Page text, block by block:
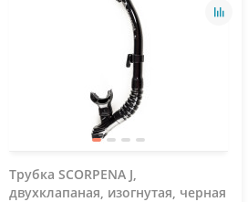
Трубка SCORPENA J,
двухклапаная, изогнутая, черная